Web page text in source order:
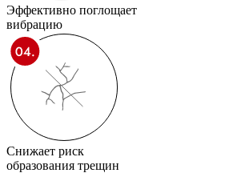
Эффективно поглощает
вибрацию
Снижает риск
образования трещин